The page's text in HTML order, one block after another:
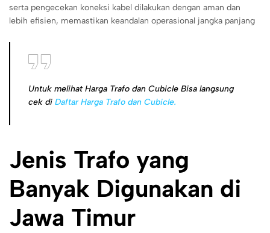
serta pengecekan koneksi kabel dilakukan dengan aman dan
lebih efisien, memastikan keandalan operasional jangka panjang
Untuk melihat Harga Trafo dan Cubicle Bisa langsung
cek di Daftar Harga Trafo dan Cubicle.
Jenis Trafo yang
Banyak Digunakan di
Jawa Timur